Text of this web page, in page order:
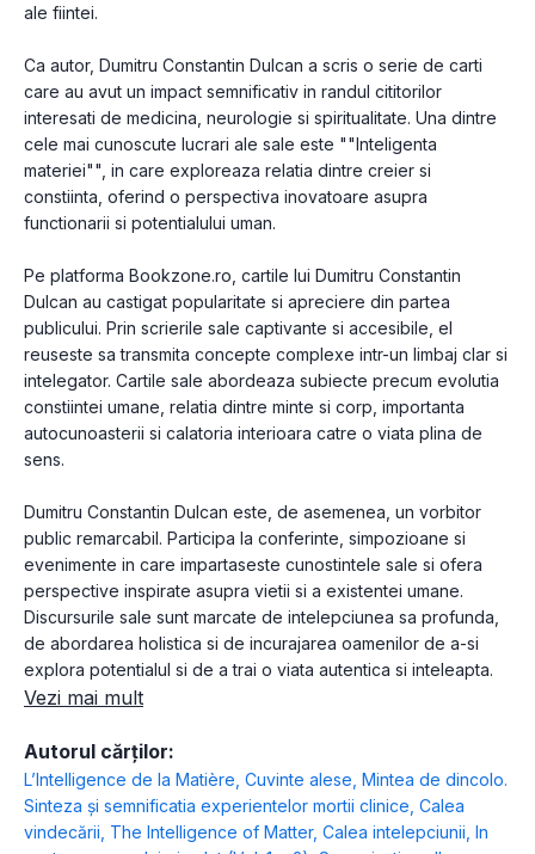
ale fiintei.
Ca autor, Dumitru Constantin Dulcan a scris o serie de carti
care au avut un impact semnificativ in randul cititorilor
interesati de medicina, neurologie si spiritualitate. Una dintre
cele mai cunoscute lucrari ale sale este ""Inteligenta
materiei"", in care exploreaza relatia dintre creier si
constiinta, oferind o perspectiva inovatoare asupra
functionarii si potentialului uman.
Pe platforma Bookzone.ro, cartile lui Dumitru Constantin
Dulcan au castigat popularitate si apreciere din partea
publicului. Prin scrierile sale captivante si accesibile, el
reuseste sa transmita concepte complexe intr-un limbaj clar si
intelegator. Cartile sale abordeaza subiecte precum evolutia
constiintei umane, relatia dintre minte si corp, importanta
autocunoasterii si calatoria interioara catre o viata plina de
sens.
Dumitru Constantin Dulcan este, de asemenea, un vorbitor
public remarcabil. Participa la conferinte, simpozioane si
evenimente in care impartaseste cunostintele sale si ofera
perspective inspirate asupra vietii si a existentei umane.
Discursurile sale sunt marcate de intelepciunea sa profunda,
de abordarea holistica si de incurajarea oamenilor de a-si
explora potentialul si de a trai o viata autentica si inteleapta.
Vezi mai mult
Autorul cărților:
L’Intelligence de la Matière Cuvinte alese Mintea de dincolo.
Sinteza şi semnificatia experientelor mortii clinice Calea
vindecării The Intelligence of Matter, Calea intelepciunii In